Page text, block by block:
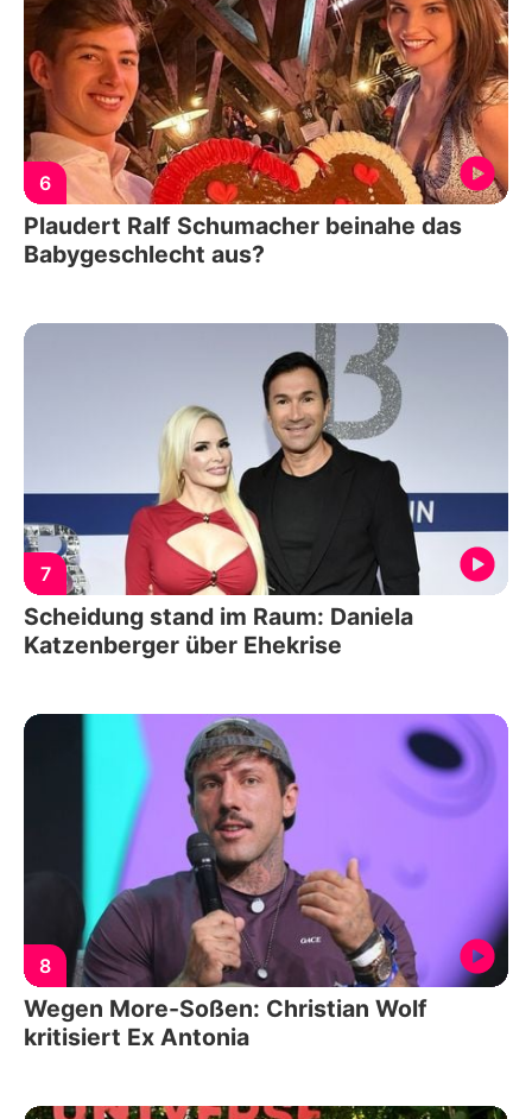
6
Plaudert Ralf Schumacher beinahe das
Babygeschlecht aus?
7
Scheidung stand im Raum: Daniela
Katzenberger über Ehekrise
8
Wegen More-Soßen: Christian Wolf
kritisiert Ex Antonia